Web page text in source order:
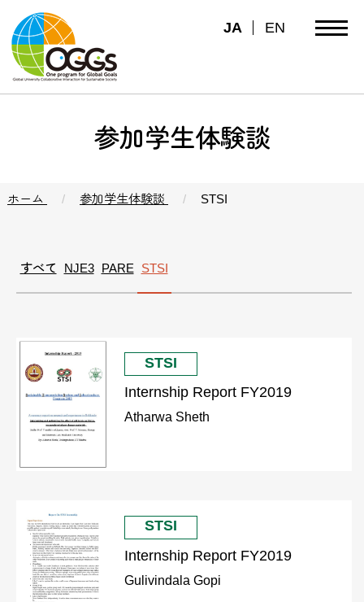
JA EN
参加学生体験談
ホーム 参加学生体験談 STSI
すべて NJE3 PARE STSI
STSI
Internship Report FY2019
Atharwa Sheth
STSI
Internship Report FY2019
Gulivindala Gopi